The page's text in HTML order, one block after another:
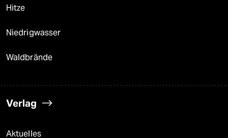
Hitze
Niedrigwasser
Waldbrände
Verlag
Aktuelles